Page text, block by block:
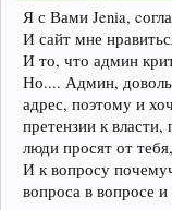
Я с Вами Jenia,
И сайт мне
И то, что админ
Но.... Админ,
адрес, поэтому и
претензии к
люди просят от
И к вопросу
вопроса в вопросе и